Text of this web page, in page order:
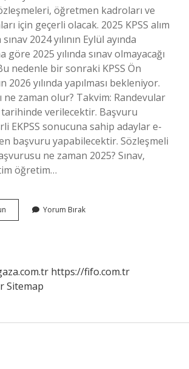
öğretmen kadroları ve
için geçerli olacak. 2025 KPSS alım
2024 yılının Eylül ayında
göre 2025 yılında sınav olmayacağı
nedenle bir sonraki KPSS Ön
2026 yılında yapılması bekleniyor.
ne zaman olur? Takvim: Randevular
verilecektir. Başvuru
EKPSS sonucuna sahip adaylar e-
başvuru yapabilecektir. Sözleşmeli
ne zaman 2025? Sınav,
öğretim…
Atama
Yorum Bırak
https://fifo.com.tr
Sitemap